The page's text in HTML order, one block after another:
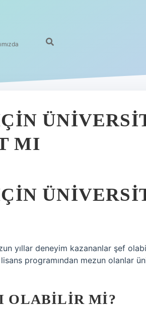
MI
yıllar deneyim kazananlar şef
lisans programından mezun olanlar
OLABILIR MI?